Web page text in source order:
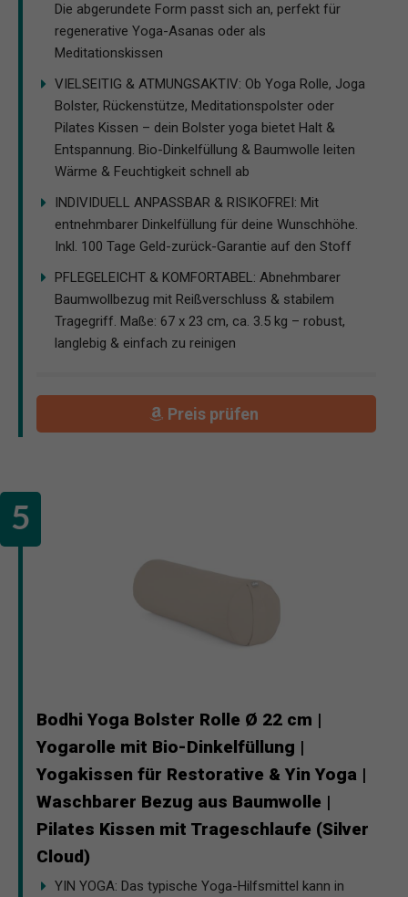
Die abgerundete Form passt sich an, perfekt für
regenerative Yoga-Asanas oder als
Meditationskissen
VIELSEITIG & ATMUNGSAKTIV: Ob Yoga Rolle, Joga
Bolster, Rückenstütze, Meditationspolster oder
Pilates Kissen – dein Bolster yoga bietet Halt &
Entspannung. Bio-Dinkelfüllung & Baumwolle leiten
Wärme & Feuchtigkeit schnell ab
INDIVIDUELL ANPASSBAR & RISIKOFREI: Mit
entnehmbarer Dinkelfüllung für deine Wunschhöhe.
Inkl. 100 Tage Geld-zurück-Garantie auf den Stoff
PFLEGELEICHT & KOMFORTABEL: Abnehmbarer
Baumwollbezug mit Reißverschluss & stabilem
Tragegriff. Maße: 67 x 23 cm, ca. 3.5 kg – robust,
langlebig & einfach zu reinigen
Preis prüfen
Bodhi Yoga Bolster Rolle Ø 22 cm |
Yogarolle mit Bio-Dinkelfüllung |
Yogakissen für Restorative & Yin Yoga |
Waschbarer Bezug aus Baumwolle |
Pilates Kissen mit Trageschlaufe (Silver
Cloud)
YIN YOGA: Das typische Yoga-Hilfsmittel kann in